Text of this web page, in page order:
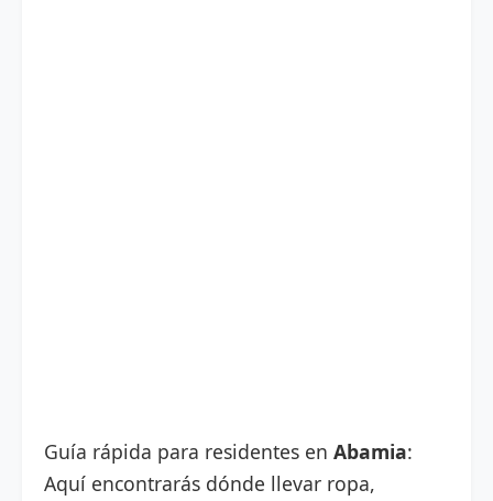
Guía rápida para residentes en Abamia:
Aquí encontrarás dónde llevar ropa,